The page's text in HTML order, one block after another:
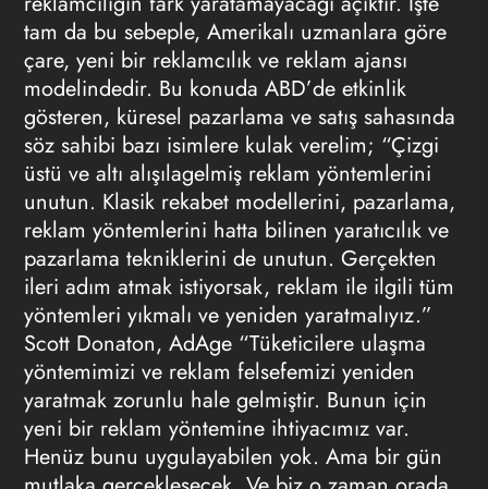
tam da bu sebeple, Amerikalı uzmanlara göre
çare, yeni bir reklamcılık ve reklam ajansı
modelindedir. Bu konuda ABD’de etkinlik
gösteren, küresel pazarlama ve satış sahasında
söz sahibi bazı isimlere kulak verelim; “Çizgi
üstü ve altı alışılagelmiş reklam yöntemlerini
unutun. Klasik rekabet modellerini, pazarlama,
reklam yöntemlerini hatta bilinen yaratıcılık ve
pazarlama tekniklerini de unutun. Gerçekten
ileri adım atmak istiyorsak, reklam ile ilgili tüm
yöntemleri yıkmalı ve yeniden yaratmalıyız.”
Scott Donaton, AdAge “Tüketicilere ulaşma
yöntemimizi ve reklam felsefemizi yeniden
yaratmak zorunlu hale gelmiştir. Bunun için
yeni bir reklam yöntemine ihtiyacımız var.
Henüz bunu uygulayabilen yok. Ama bir gün